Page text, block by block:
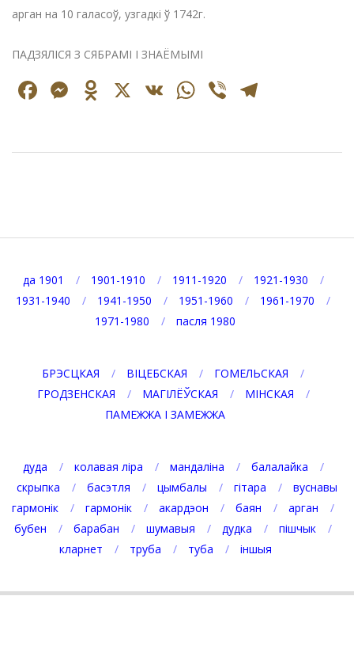
арган на 10 галасоў, узгадкі ў 1742г.
ПАДЗЯЛІСЯ З СЯБРАМІ І ЗНАЁМЫМІ
Facebook
Messenger
Odnoklassniki
X VK WhatsApp
Viber
да 1901 1901-1910 1911-1920
1921-1930
1931-1940
1941-1950 1951-1960
1961-1970
1971-1980
пасля 1980
БРЭСЦКАЯ ВІЦЕБСКАЯ
ГОМЕЛЬСКАЯ
ГРОДЗЕНСКАЯ
МАГІЛЁЎСКАЯ
МІНСКАЯ
ПАМЕЖЖА І ЗАМЕЖЖА
дуда колавая ліра мандаліна
балалайка
скрыпка
басэтля цымбалы гітара
вуснавы
гармонік
гармонік акардэон баян
арган
бубен
барабан шумавыя дудка
пішчык
кларнет
труба туба іншыя